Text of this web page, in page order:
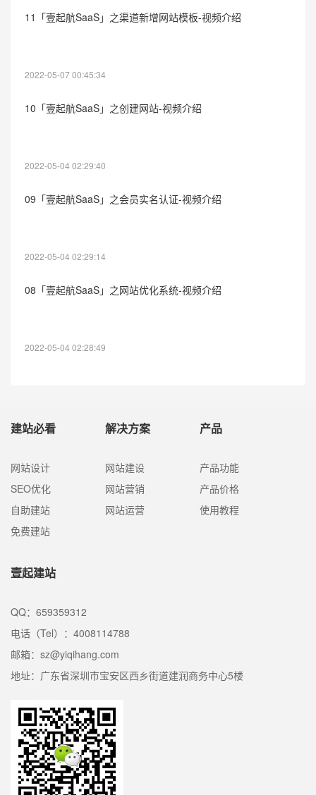
11「壹起航SaaS」之渠道新增网站模板-视频介绍
2022-05-07 00:45:34
10「壹起航SaaS」之创建网站-视频介绍
2022-05-04 02:29:40
09「壹起航SaaS」之会员实名认证-视频介绍
2022-05-04 02:29:14
08「壹起航SaaS」之网站优化系统-视频介绍
2022-05-04 02:28:49
建站必看
网站设计
SEO优化
自助建站
免费建站
解决方案
网站建设
网站营销
网站运营
产品
产品功能
产品价格
使用教程
壹起建站
QQ：659359312
电话（Tel）：4008114788
邮箱：sz@yiqihang.com
地址：广东省深圳市宝安区西乡街道建润商务中心5楼